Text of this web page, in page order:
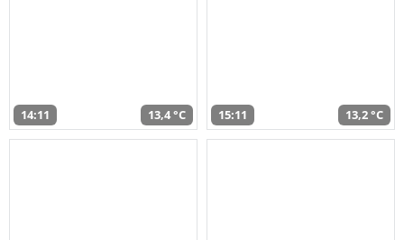
14:11 13,4 °C 15:11 13,2 °C